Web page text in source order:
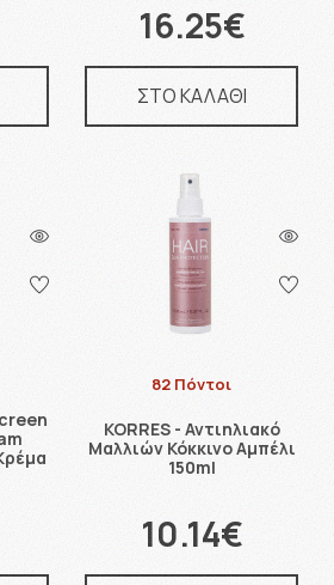
16.25€
ΣΤΟ ΚΑΛΑΘΙ
82 Πόντοι
KORRES - Αντιηλιακό
Μαλλιών Κόκκινο Αμπέλι
150ml
10.14€